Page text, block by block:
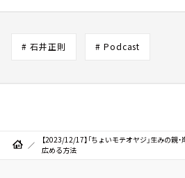
# 石井正則 # Podcast
【2023/12/17】「ちょいモテオヤジ」生みの親
広める方法